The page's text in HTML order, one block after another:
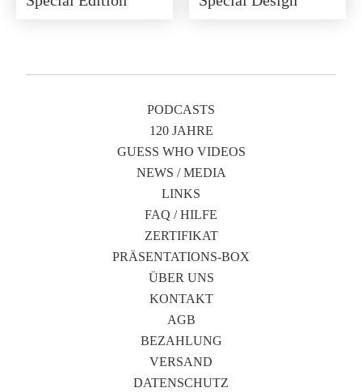
PODCASTS
120 JAHRE
GUESS WHO VIDEOS
NEWS / MEDIA
LINKS
FAQ / HILFE
ZERTIFIKAT
PRÄSENTATIONS-BOX
ÜBER UNS
KONTAKT
AGB
BEZAHLUNG
VERSAND
DATENSCHUTZ